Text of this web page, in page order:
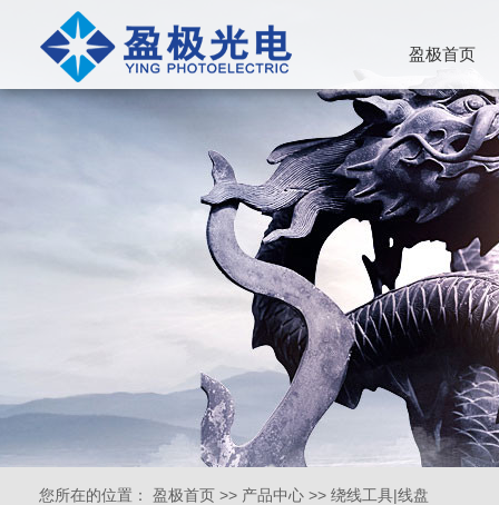
盈极首页
您所在的位置： 盈极首页 >> 产品中心 >> 绕线工具|线盘